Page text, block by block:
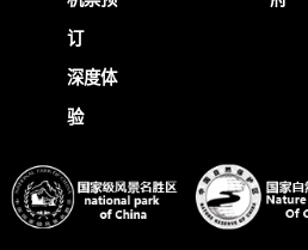
订
深度体
验